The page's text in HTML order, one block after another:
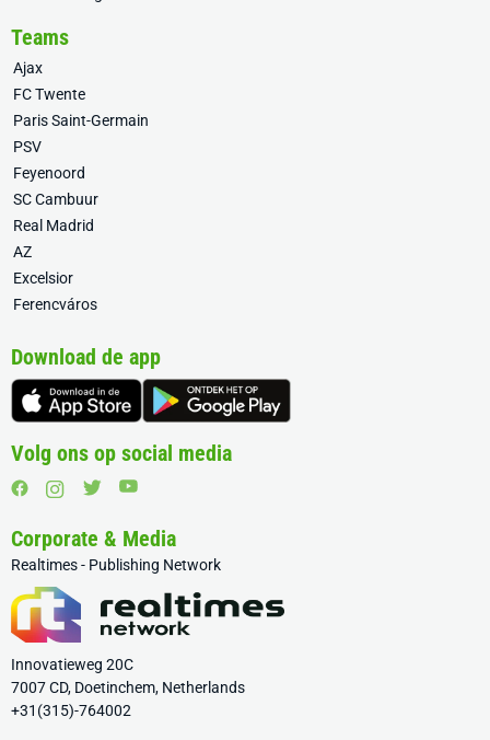
Teams
Ajax
FC Twente
Paris Saint-Germain
PSV
Feyenoord
SC Cambuur
Real Madrid
AZ
Excelsior
Ferencváros
Download de app
Volg ons op social media
Corporate & Media
Realtimes - Publishing Network
Innovatieweg 20C
7007 CD, Doetinchem, Netherlands
+31(315)-764002